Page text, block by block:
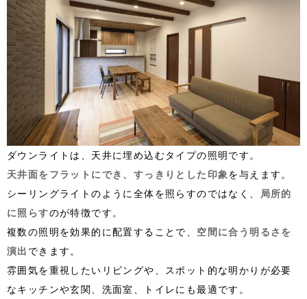
ダウンライトは、天井に埋め込むタイプの照明です。
天井面をフラットにでき、すっきりとした印象を与えます。
シーリングライトのように全体を照らすのではなく、 局所的
に照らすのが特徴です。
複数の照明を効果的に配置することで、 空間に合う明るさを
演出 できます。
雰囲気を重視したいリビングや、スポット的な明かりが必要
なキッチンや玄関、洗面室、トイレにも最適です。